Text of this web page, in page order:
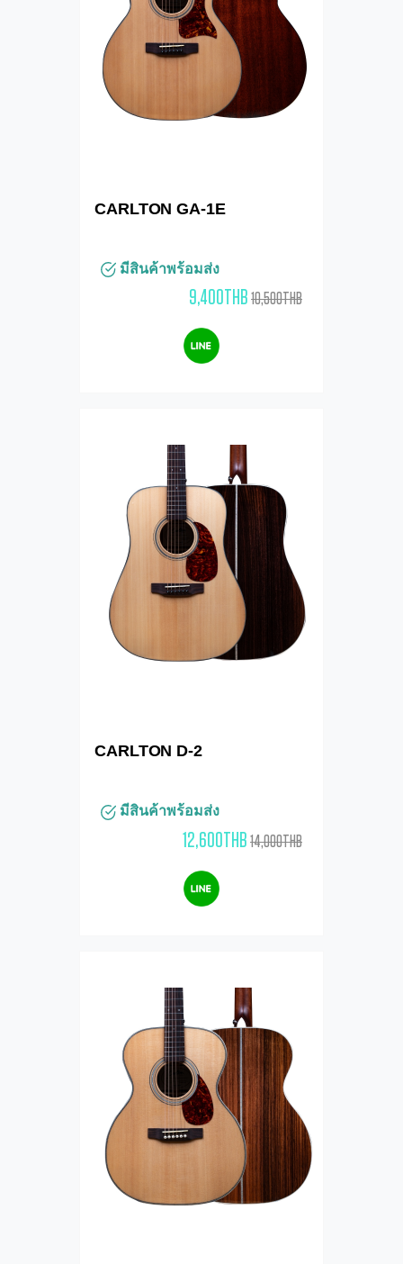
CARLTON GA-1E
มีสินค้าพร้อมส่ง
9,400THB10,500THB
CARLTON D-2
มีสินค้าพร้อมส่ง
12,600THB14,000THB